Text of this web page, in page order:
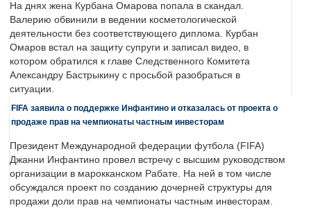
На днях жена Курбана Омарова попала в скандал.
Валерию обвинили в ведении косметологической
деятельности без соответствующего диплома. Курбан
Омаров встал на защиту супруги и записал видео, в
котором обратился к главе Следственного Комитета
Александру Бастрыкину с просьбой разобраться в
ситуации.
FIFA заявила о поддержке Инфантино и отказалась от проекта о
продаже прав на чемпионаты частным инвесторам
Президент Международной федерации футбола (FIFA)
Джанни Инфантино провел встречу с высшим руководством
организации в марокканском Рабате. На ней в том числе
обсуждался проект по созданию дочерней структуры для
продажи доли прав на чемпионаты частным инвесторам.